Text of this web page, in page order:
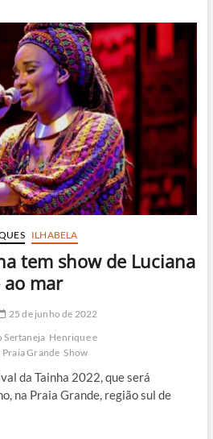
ILHABELA
tem show de Luciana
mar
25 de junho de 2022
Sertaneja Henrique e
Praia Grande Show
da Tainha 2022, que será
na Praia Grande, região sul de